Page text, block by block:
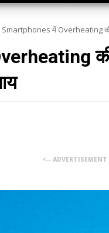
Smartphones में Overheating की
की
<-- ADVERTISEMENT